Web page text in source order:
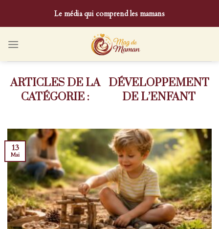
content
Le média qui comprend les mamans
DÉVELOPPEMENT
DE L’ENFANT
13
Mai